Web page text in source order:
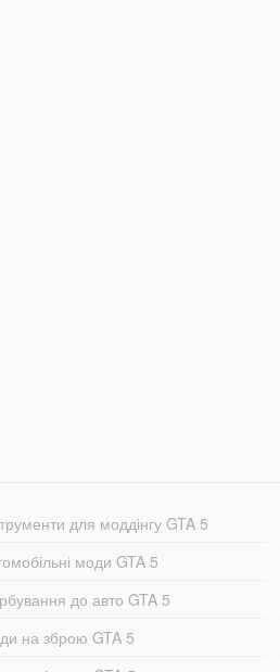
для моддінгу GTA 5
моди GTA 5
до авто GTA 5
на зброю GTA 5